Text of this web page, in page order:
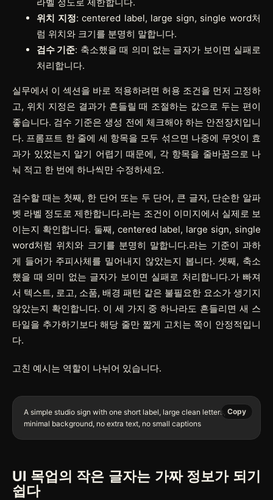
위치 지정: centered label, large sign, single word처
럼 위치와 크기를 분명히 말합니다.
검수 기준: 축소했을 때 의미 없는 글자가 보이면 실패로
처리합니다.
실무에서 이 섹션을 바로 적용하려면 허용 조건을 먼저 고정하
고, 위치 지정은 결과가 흔들릴 때 조절하는 값으로 두는 편이
좋습니다. 검수 기준은 생성 전에 체크해야 하는 안전장치입니
다. 프롬프트 한 줄에 세 항목을 모두 섞으면 나중에 무엇이 효
과가 있었는지 알기 어렵기 때문에, 각 항목을 줄바꿈으로 나
눠 적고 한 번에 하나씩만 수정하세요.
검수할 때는 첫째, 한 단어 또는 두 단어, 큰 글자, 단순한 알파
벳 라벨 정도로 제한합니다.라는 조건이 이미지에서 실제로 보
이는지 확인합니다. 둘째, centered label, large sign, single
word처럼 위치와 크기를 분명히 말합니다.라는 기준이 과하
게 들어가 주피사체를 밀어내지 않았는지 봅니다. 셋째, 축소
했을 때 의미 없는 글자가 보이면 실패로 처리합니다.가 빠져
서 텍스트, 로고, 소품, 배경 패턴 같은 불필요한 요소가 생기지
않았는지 확인합니다. 이 세 가지 중 하나라도 흔들리면 새 스
타일을 추가하기보다 해당 줄만 짧게 고치는 쪽이 안정적입니
다.
고친 예시는 역할이 나뉘어 있습니다.
A simple studio sign with one short label, large clean letters, Copy
UI 목업의 작은 글자는 가짜 정보가 되기
쉽다